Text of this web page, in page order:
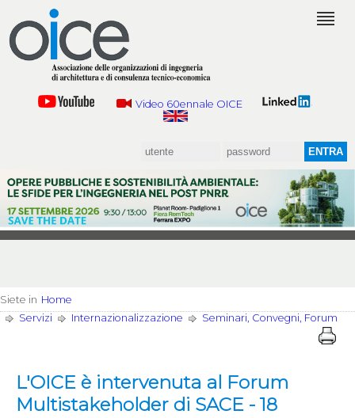
Video 60ennale OICE
Siete in Home
Servizi
Internazionalizzazione Seminari, Convegni, Forum
L'OICE è intervenuta al Forum
Multistakeholder di SACE - 18